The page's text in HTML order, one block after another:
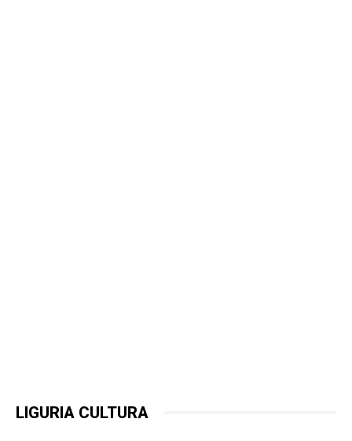
LIGURIA CULTURA